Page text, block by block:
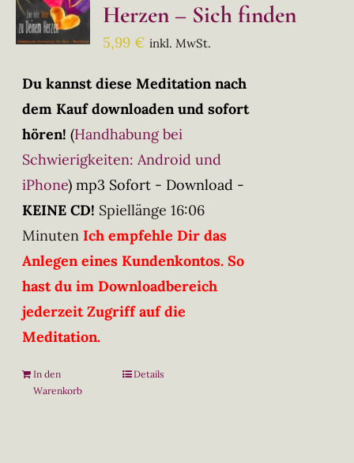
Herzen – Sich finden
5,99€ inkl. MwSt.
Du kannst diese Meditation nach
dem Kauf downloaden und sofort
hören! (Handhabung bei
Schwierigkeiten: Android und
iPhone) mp3 Sofort - Download -
KEINE CD! Spiellänge 16:06
Minuten Ich empfehle Dir das
Anlegen eines Kundenkontos. So
hast du im Downloadbereich
jederzeit Zugriff auf die
Meditation.
In den
Warenkorb
Details